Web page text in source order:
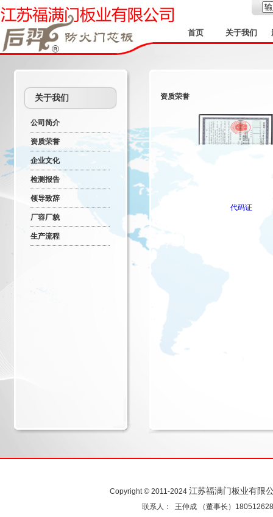
首页 关于我们
关于我们
公司简介
资质荣誉
企业文化
检测报告
领导致辞
厂容厂貌
生产流程
资质荣誉
代码证
Copyright © 2011-2024 江苏福满门板业有限
联系人： 王仲成 （董事长）